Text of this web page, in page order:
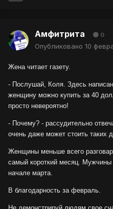
Амфитрита 0
Опубликовано 10
Жена читает газету.
- Послушай, Коля. Здесь
женщину можно купить за 40
просто невероятно!
- Почему? - рассудительно
очень даже может стоить таких
Женщины меньше всего
самый короткий месяц.
начале марта.
В благодарность за февраль.